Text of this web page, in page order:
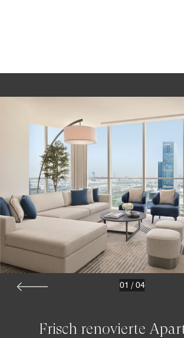
Frisch renovierte
01 / 04